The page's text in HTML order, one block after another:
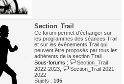
Section_Trail
Ce forum permet d'échanger sur
les programmes des séances Trail
et sur les évènements Trail qui
peuvent être proposés par tous les
adhérents de la section Trail.
Sous-forums :
Section_Trail
2022-2023
Section_Trail 2021-
2022
Sujets : 105